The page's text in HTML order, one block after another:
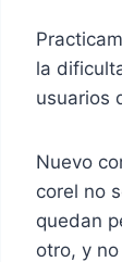
la
usuarios
Nuevo
corel no
quedan
otro, y